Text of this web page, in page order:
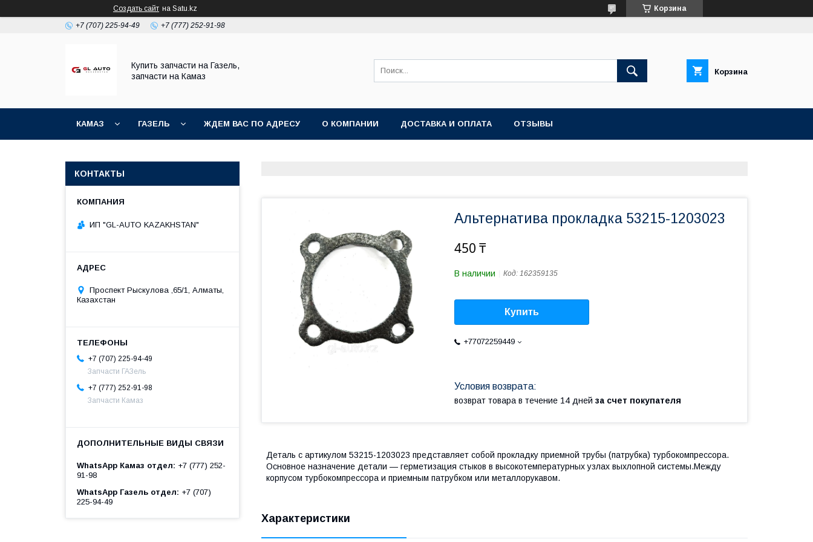
Создать сайт на Satu.kz Корзина
+7 (707) 225-94-49 +7 (777) 252-91-98
Купить запчасти на Газель,
запчасти на Камаз
Корзина
КАМАЗ ГАЗЕЛЬ ЖДЕМ ВАС ПО АДРЕСУ О КОМПАНИИ ДОСТАВКА И ОПЛАТА ОТЗЫВЫ
Альтернатива прокладка 53215-1203023
450 ₸
В наличии Код: 162359135
Купить
+77072259449
возврат товара в течение 14 дней за счет покупателя
Деталь с артикулом 53215-1203023 представляет собой прокладку приемной трубы (патрубка) турбокомпрессора.
Основное назначение детали — герметизация стыков в высокотемпературных узлах выхлопной системы.Между
корпусом турбокомпрессора и приемным патрубком или металлорукавом.
Характеристики
КОНТАКТЫ
ИП "GL-AUTO KAZAKHSTAN"
Проспект Рыскулова ,65/1, Алматы,
Казахстан
+7 (707) 225-94-49
Запчасти ГАЗель
+7 (777) 252-91-98
Запчасти Камаз
WhatsApp Камаз отдел
+7 (777) 252-
91-98
WhatsApp Газель отдел
+7 (707)
225-94-49